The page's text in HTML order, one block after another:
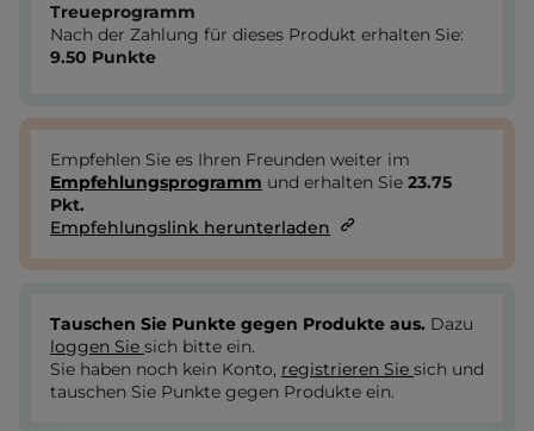
Treueprogramm
Nach der Zahlung für dieses Produkt erhalten Sie:
9.50 Punkte
Empfehlen Sie es Ihren Freunden weiter im
Empfehlungsprogramm und erhalten Sie 23.75
Pkt.
Empfehlungslink herunterladen
Tauschen Sie Punkte gegen Produkte aus. Dazu
loggen Sie sich bitte ein.
Sie haben noch kein Konto, registrieren Sie sich und
tauschen Sie Punkte gegen Produkte ein.